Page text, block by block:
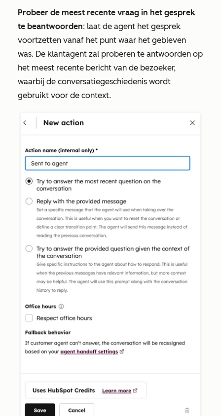
Probeer de meest recente vraag in het gesprek
te beantwoorden: laat de agent het gesprek
voortzetten vanaf het punt waar het gebleven
was. De klantagent zal proberen te antwoorden op
het meest recente bericht van de bezoeker,
waarbij de conversatiegeschiedenis wordt
gebruikt voor de context.